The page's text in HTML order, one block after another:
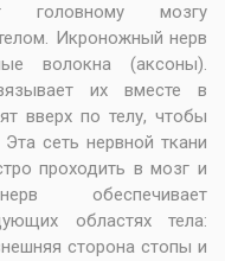
головному мозгу
Икроножный нерв
волокна (аксоны).
их вместе в
вверх по телу, чтобы
сеть нервной ткани
проходить в мозг и
обеспечивает
областях тела:
сторона стопы и